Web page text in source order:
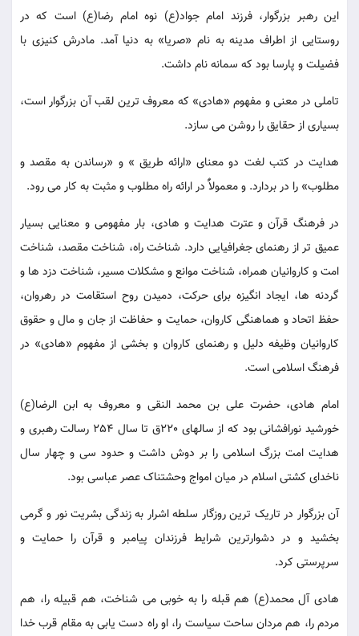
این رهبر بزرگوار، فرزند امام جواد(ع) نوه امام رضا(ع) است که در
روستایی از اطراف مدینه به نام «صریا» به دنیا آمد. مادرش کنیزی با
فضیلت و پارسا بود که سمانه نام داشت.
تاملی در معنی و مفهوم «هادی» که معروف ترین لقب آن بزرگوار است،
بسیاری از حقایق را روشن می سازد.
هدایت در کتب لغت دو معنای «ارائه طریق » و «رساندن به مقصد و
مطلوب» را در بردارد. و معمولاًٌ در ارائه راه مطلوب و مثبت به کار می رود.
در فرهنگ قرآن و عترت هدایت و هادی، بار مفهومی و معنایی بسیار
عمیق تر از رهنمای جغرافیایی دارد. شناخت راه، شناخت مقصد، شناخت
امت و کاروانیان همراه، شناخت موانع و مشکلات مسیر، شناخت دزد ها و
گردنه ها، ایجاد انگیزه برای حرکت، دمیدن روح استقامت در رهروان،
حفظ اتحاد و هماهنگی کاروان، حمایت و حفاظت از جان و مال و حقوق
کاروانیان وظیفه دلیل و رهنمای کاروان و بخشی از مفهوم «هادی» در
فرهنگ اسلامی است.
امام هادی، حضرت علی بن محمد النقی و معروف به ابن الرضا(ع)
خورشید نورافشانی بود که از سالهای 220ق تا سال 254 رسالت رهبری و
هدایت امت بزرگ اسلامی را بر دوش داشت و حدود سی و چهار سال
ناخدای کشتی اسلام در میان امواج وحشتناک عصر عباسی بود.
آن بزرگوار در تاریک ترین روزگار سلطه اشرار به زندگی بشریت نور و گرمی
بخشید و در دشوارترین شرایط فرزندان پیامبر و قرآن را حمایت و
سرپرستی کرد.
هادی آل محمد(ع) هم قبله را به خوبی می شناخت، هم قبیله را، هم
مردم را، هم مردان ساحت سیاست را، او راه دست یابی به مقام قرب خدا